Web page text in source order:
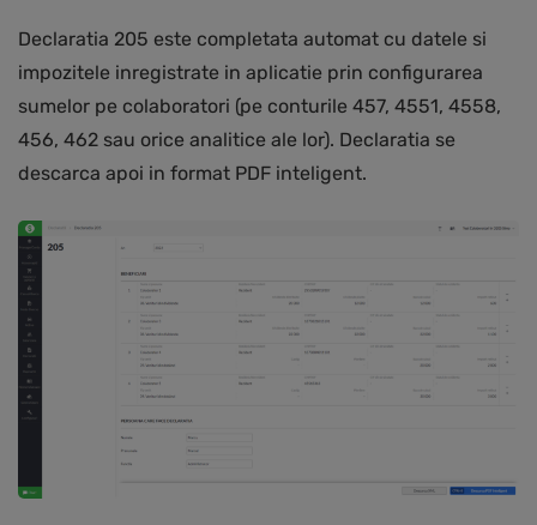
Declaratia 205 este completata automat cu datele si
impozitele inregistrate in aplicatie prin configurarea
sumelor pe colaboratori (pe conturile 457, 4551, 4558,
456, 462 sau orice analitice ale lor). Declaratia se
descarca apoi in format PDF inteligent.